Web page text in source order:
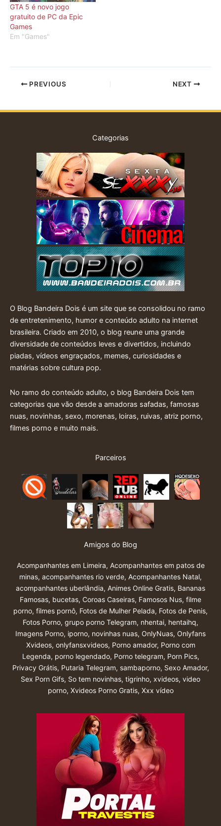
GTA 5 é novo jogo
gratuito de PC da Epic
Games
Em "Games"
PREVIOUS NEXT
Categorias
O Blog Bandeira Dois é um site que se consolidou no ramo
de entretenimento, humor e conteúdo adulto na internet
brasileira. Criado em 2010, o blog reune uma grande
diversidade de conteúdos leves e divertidos, incluindo
piadas, vídeos engraçados, memes, curiosidades e
matérias sobre cultura pop.
No ramo do conteúdo adulto, o blog Bandeira Dois tem
categorias que vão desde a amadoras safadas, famosas
nuas, novinhas, sexo, morenas, loiras, ruivas, atriz porno,
filmes porno e muito mais.
Parceiros
Amigos do Blog
Acompanhantes em Limeira, Acompanhantes em patos de
minas, acompanhantes rio verde, Acompanhantes Natal,
acompanhantes uberlândia, Animes Online Gratis, Bananas
Famosas, bucetas, Coroas Caseiras, Famosos Nus, filme
porno, filmes pornô, Fotos de Mulher Pelada, Fotos de Penis,
Fotos Porno, grupo porno Telegram, nhentai, hentaihq,
Imagens Porno, iporno, novinhas nuas, OnlyNuas, Onlyfans
Xvideos, onlyfansxvideos, Porno amador, Porno com
Legenda, porno legendado, Porno telegram, Porn Pics,
Privacy Grátis, Putaria Telegram, sambaporno, Sexo Amador,
Sex Porn Gifs, So tem novinhas, tigrinho, xvideos, video
porno, Xvideos Porno Gratis, Xxx vídeo